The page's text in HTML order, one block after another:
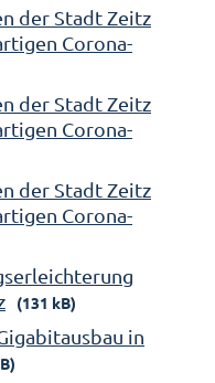
der Stadt Zeitz
Corona-
der Stadt Zeitz
Corona-
der Stadt Zeitz
Corona-
(131 kB)
in